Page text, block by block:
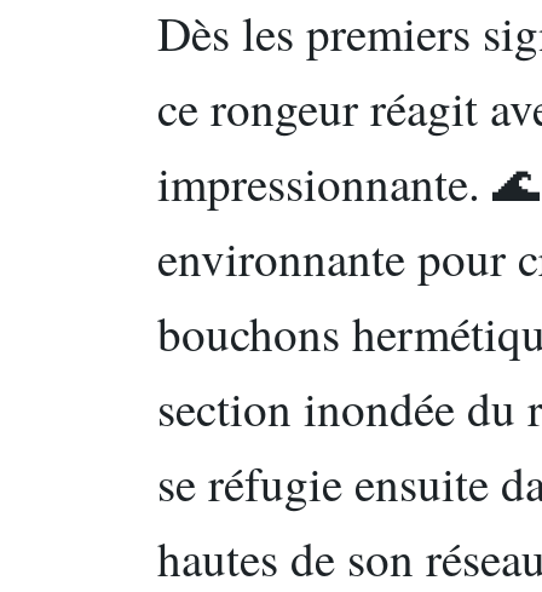
Dès les premiers
ce rongeur réagit
impressionnante.
environnante pour
bouchons
section inondée du
se réfugie ensuite
hautes de son